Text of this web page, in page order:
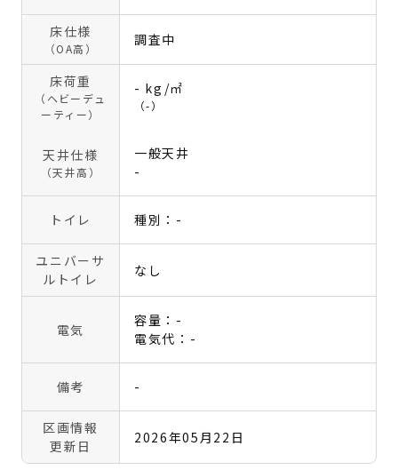
床仕様
（OA高）
調査中
床荷重
（ヘビーデュ
ーティー）
- kg/㎡
（-）
天井仕様
（天井高）
一般天井
-
トイレ 種別：-
ユニバーサ
ルトイレ
なし
電気
容量：-
電気代：-
備考 -
区画情報
更新日
2026年05月22日